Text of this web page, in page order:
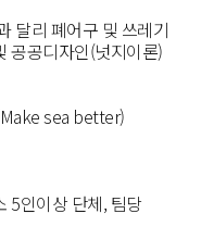
달리 폐어구 및 쓰레기
공공디자인(넛지이론)
sea better)
5인이상 단체, 팀당